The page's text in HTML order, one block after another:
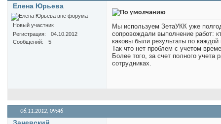
Елена Юрьева
Новый участник
Регистрация
04.10.2012
Сообщений
5
Мы используем ЗетаУКК уже
сопровождали выполнение работ:
каковы были результаты по
Так что нет проблем с учетом
Более того, за счет полного
сотрудниках.
06.11.2012, 09:46
Заневский